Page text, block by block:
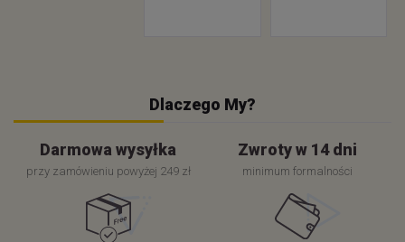
Dlaczego My?
Darmowa wysyłka
przy zamówieniu powyżej 249 zł
Zwroty w 14 dni
minimum formalności